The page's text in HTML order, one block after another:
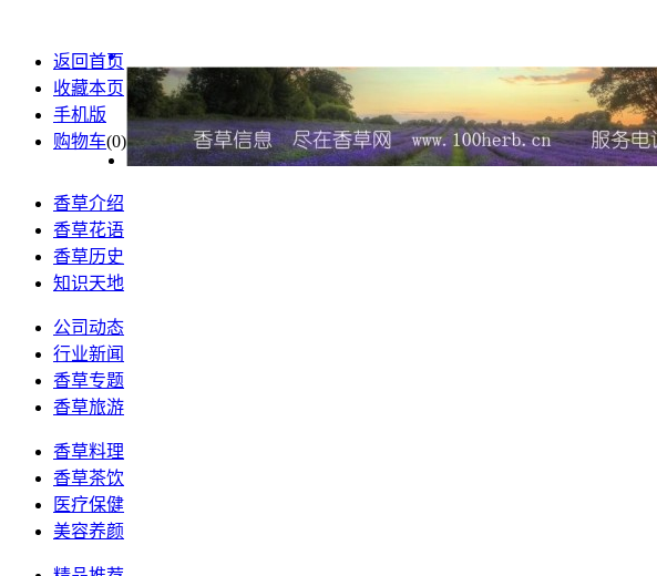
返回首页
收藏本页
手机版
购物车(0)
香草介绍
香草花语
香草历史
知识天地
公司动态
行业新闻
香草专题
香草旅游
香草料理
香草茶饮
医疗保健
美容养颜